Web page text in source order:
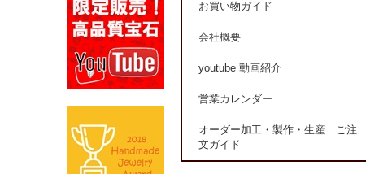
お買い物ガイド
会社概要
youtube 動画紹介
営業カレンダー
オーダー加工・製作・生産 ご注
文ガイド